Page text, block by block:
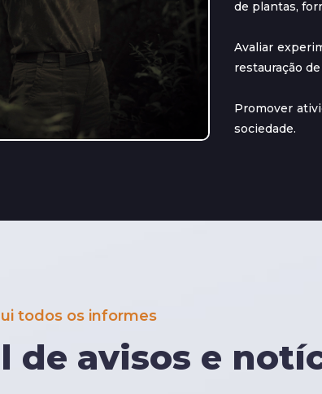
de plantas,
Avaliar
restauração
Promover
sociedade.
todos os informes
de avisos e